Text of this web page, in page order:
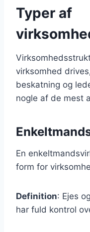
Typer af
virksomhed
beskatning og
nogle af de mest
En
form for
Definition: Ejes
har fuld kontrol